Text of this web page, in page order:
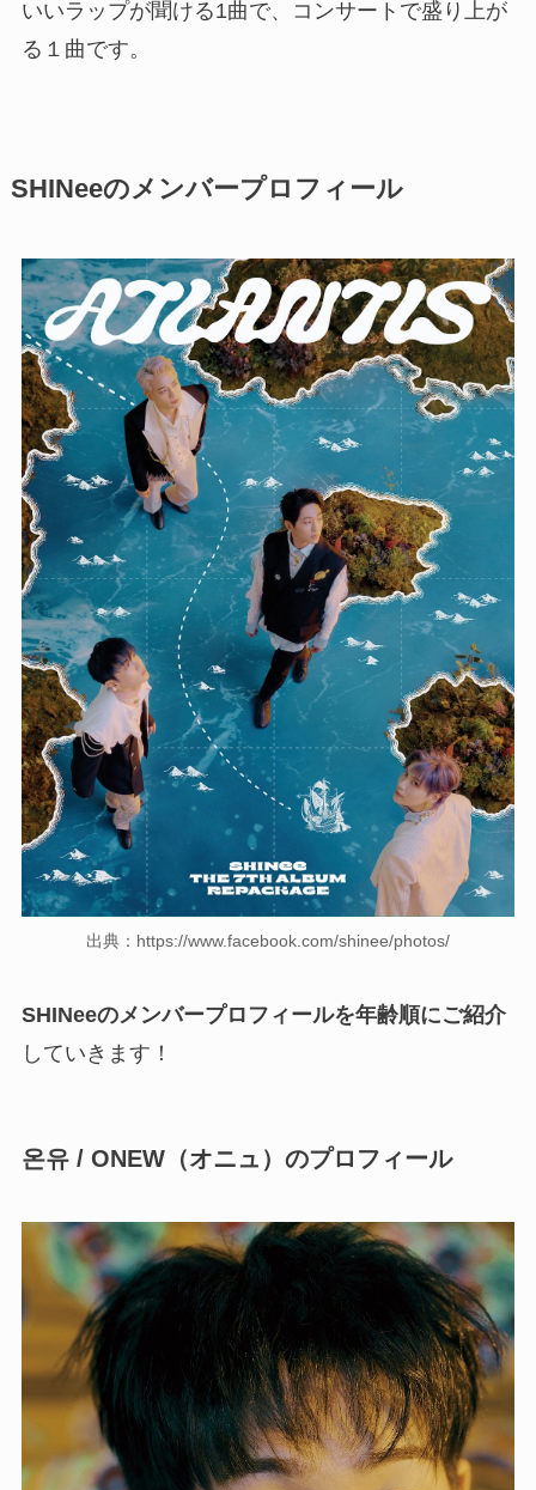
いいラップが聞ける1曲で、コンサートで盛り上が
る１曲です。
SHINeeのメンバープロフィール
出典：https://www.facebook.com/shinee/photos/
SHINeeのメンバープロフィールを年齢順にご紹介
していきます！
온유 / ONEW（オニュ）のプロフィール